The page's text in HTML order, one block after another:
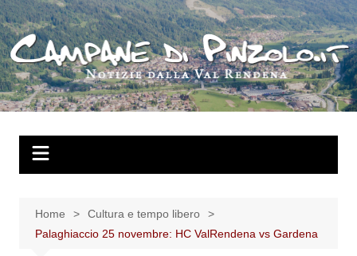
Salta
al
contenuto
Home
Cultura e tempo libero
Palaghiaccio 25 novembre: HC ValRendena vs Gardena